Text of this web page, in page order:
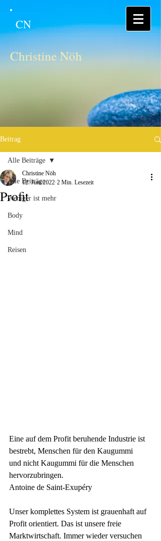
CN
Christine Nöh
Beitrag
Alle Beiträge
Weniger ist mehr
Body
Mind
Reisen
Alle Beiträge
Profit
Christine Nöh
12. Juni 2022 2 Min. Lesezeit
Eine auf dem Profit beruhende Industrie ist
bestrebt, Menschen für den Kaugummi
und nicht Kaugummi für die Menschen
hervorzubringen.
Antoine de Saint-Exupéry
Unser komplettes System ist grauenhaft auf
Profit orientiert. Das ist unsere freie
Marktwirtschaft. Immer wieder versuchen